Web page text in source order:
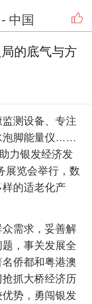
- 中国
的底气与方
测设备、专注
泡脚能量仪……
力银发经济发
展览会举行，数
的适老化产
需求，妥善解
，事关发展全
侨都和粤港澳
抓大桥经济历
势，勇闯银发